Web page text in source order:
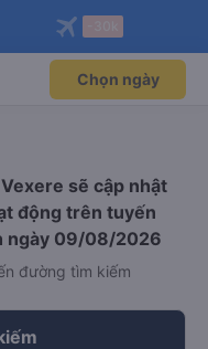
Mở app
bay qua
Mở app
Chọn ngày
sẽ cập nhật
động trên tuyến
ngày 09/08/2026
đường tìm kiếm